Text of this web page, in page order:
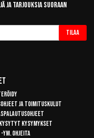
ja tarjouksia suoraan
Tilaa
ja toimituskulut
kysymykset
ym. ohjeita